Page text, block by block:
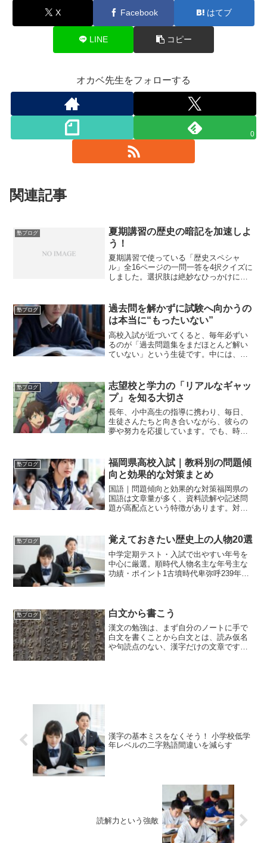
X Facebook はてブ
LINE コピー
オカベ先生をフォローする
0
関連記事
塾ブログ
夏期講習の歴史の暗記を加速しよ
う！
夏期講習で使っている「歴史スペシャ
ル」全16ページの一問一答を4択クイズに
しました。選択肢は絶妙なひっかけにし
塾ブログ
過去問を解かずに試験へ向かうの
は本当に“もったいない”
高校入試が近づいてくると、毎年必ずい
るのが「過去問題集をまだほとんど解い
ていない」という生徒です。中には、
が、これは受験においてとても大きな誤
解です。結論から言うと、福岡...
塾ブログ
志望校と学力の「リアルなギャッ
プ」を知る大切さ
長年、小中高生の指導に携わり、毎日、
生徒さんたちと向き合いながら、彼らの
夢や努力を応援しています。でも、時に
から一つのテーマをお話しします。それ
は、「勉強を本格的に始め...
塾ブログ
福岡県高校入試｜教科別の問題傾
向と効果的な対策まとめ
国語｜問題傾向と効果的な対策福岡県の
国語は文章量が多く、資料読解や記述問
題が高配点という特徴があります。対策
す。論説文は段落ごとに要点をまとめる
と構造がつかみやすく、記述...
塾ブログ 覚えておきたい歴史上の人物20選
中学定期テスト・入試で出やすい年号を
中心に厳選。順時代人物名主な年号主な
功績・ポイント1古墳時代卑弥呼239年頃
良時代聖武天...
塾ブログ 白文から書こう
漢文の勉強は、まず自分のノートに手で
白文を書くことから白文とは、読み仮名
や句読点のない、漢字だけの文章です。
漢字の基本ミスをなくそう！ 小学校低学
年レベルの二字熟語間違いを減らす
読解力という強敵